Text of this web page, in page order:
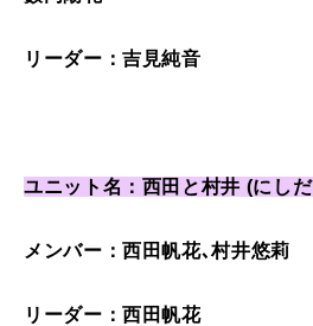
リーダー：吉見純音
ユニット名：西田と村井 (にし
メンバー：西田帆花､村井悠莉
リーダー：西田帆花